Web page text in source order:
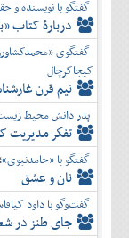
گفتگو با نویسنده و
دربارۀ کتاب
گفتگوی
کیجاکرچال
نیم قرن
پدر دانش محیط
تفكر مديريت
گفتگو با
نان و عشق
گفت‌وگو با داود
جای طنز در